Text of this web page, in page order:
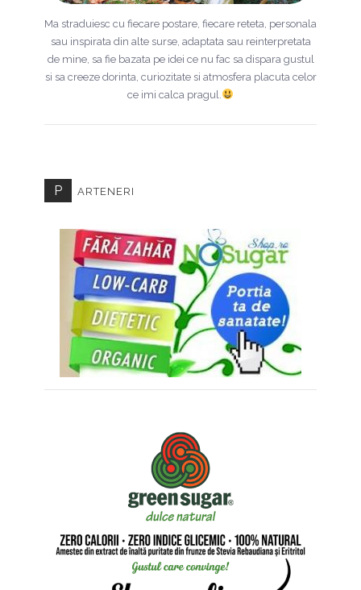
Ma straduiesc cu fiecare postare, fiecare reteta, personala
sau inspirata din alte surse, adaptata sau reinterpretata
de mine, sa fie bazata pe idei ce nu fac sa dispara gustul
si sa creeze dorinta, curiozitate si atmosfera placuta celor
ce imi calca pragul.
P ARTENERI